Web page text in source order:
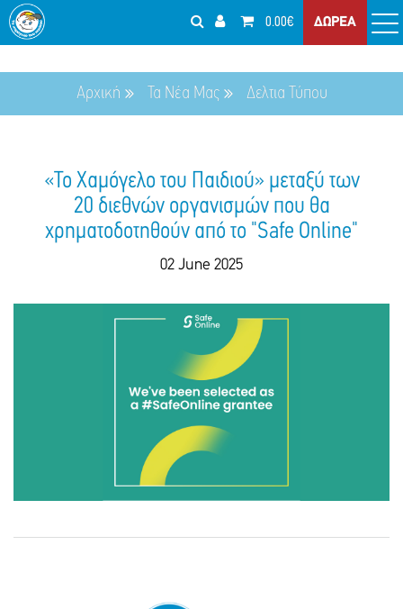
0.00€ ΔΩΡΕΑ
Αρχική Τα Νέα Μας Δελτια Τύπου
«Το Χαμόγελο του Παιδιού» μεταξύ των
20 διεθνών οργανισμών που θα
χρηματοδοτηθούν από το "Safe Online"
02 June 2025